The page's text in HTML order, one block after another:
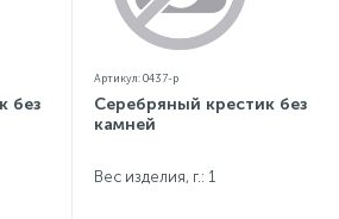
без
Артикул: 0437-р
Серебряный крестик без
камней
Вес изделия, г.: 1